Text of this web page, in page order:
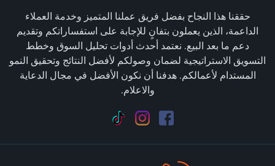
حققنا هذا النجاح بفضل فريق عملنا المتميز وخدمة العملاء
الداعمة، الذين يعملون بتفانٍ للإجابة على استفساراتكم وتقديم
دعم ما بعد البيع. نعتمد أحدث أدوات تحليل السوق وخطط
التسويق الاستراتيجية لضمان وصولكم لأفضل النتائج وتحقيق النمو
المستدام لأعمالكم. هدفنا أن نكون الأفضل في مجال الدعاية
والاعلام.